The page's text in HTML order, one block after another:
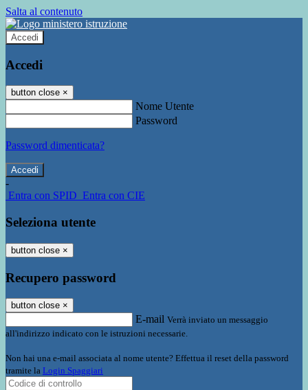
Salta al contenuto
Accedi
Accedi
button close ×
Nome Utente
Password
Password dimenticata?
-
Entra con SPID Entra con CIE
Seleziona utente
button close ×
Recupero password
button close ×
E-mail Verrà inviato un messaggio
all'indirizzo indicato con le istruzioni necessarie.
Non hai una e-mail associata al nome utente? Effettua il reset della password
tramite la Login Spaggiari